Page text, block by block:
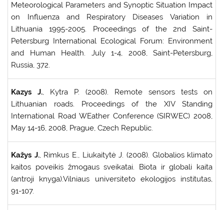
Meteorological Parameters and Synoptic Situation Impact
on Influenza and Respiratory Diseases Variation in
Lithuania 1995-2005. Proceedings of the 2nd Saint-
Petersburg International Ecological Forum: Environment
and Human Health. July 1-4, 2008, Saint-Petersburg,
Russia, 372.
Kazys J., Kytra P. (2008). Remote sensors tests on
Lithuanian roads. Proceedings of the XIV Standing
International Road WEather Conference (SIRWEC) 2008,
May 14-16, 2008, Prague, Czech Republic.
Kažys J., Rimkus E., Liukaitytė J. (2008). Globalios klimato
kaitos poveikis žmogaus sveikatai. Biota ir globali kaita
(antroji knyga).Vilniaus universiteto ekologijos institutas,
91-107.